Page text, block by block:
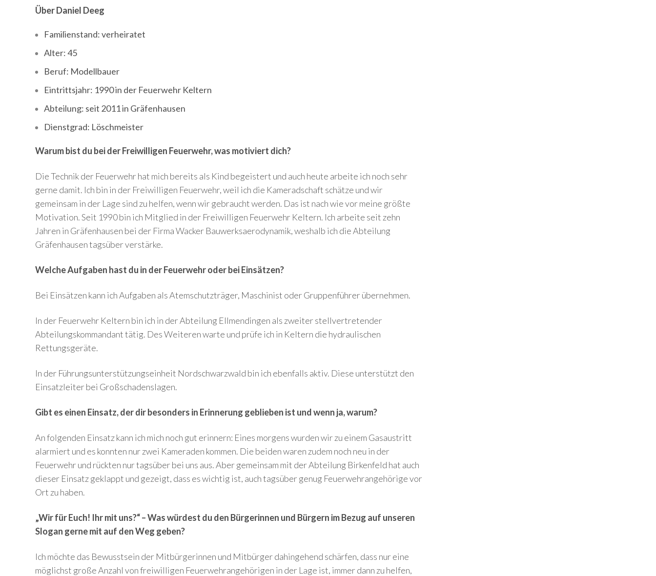
Über Daniel Deeg
Familienstand: verheiratet
Alter: 45
Beruf: Modellbauer
Eintrittsjahr: 1990 in der Feuerwehr Keltern
Abteilung: seit 2011 in Gräfenhausen
Dienstgrad: Löschmeister
Warum bist du bei der Freiwilligen Feuerwehr, was motiviert dich?
Die Technik der Feuerwehr hat mich bereits als Kind begeistert und auch heute arbeite ich noch sehr
gerne damit. Ich bin in der Freiwilligen Feuerwehr, weil ich die Kameradschaft schätze und wir
gemeinsam in der Lage sind zu helfen, wenn wir gebraucht werden. Das ist nach wie vor meine größte
Motivation. Seit 1990 bin ich Mitglied in der Freiwilligen Feuerwehr Keltern. Ich arbeite seit zehn
Jahren in Gräfenhausen bei der Firma Wacker Bauwerksaerodynamik, weshalb ich die Abteilung
Gräfenhausen tagsüber verstärke.
Welche Aufgaben hast du in der Feuerwehr oder bei Einsätzen?
Bei Einsätzen kann ich Aufgaben als Atemschutzträger, Maschinist oder Gruppenführer übernehmen.
In der Feuerwehr Keltern bin ich in der Abteilung Ellmendingen als zweiter stellvertretender
Abteilungskommandant tätig. Des Weiteren warte und prüfe ich in Keltern die hydraulischen
Rettungsgeräte.
In der Führungsunterstützungseinheit Nordschwarzwald bin ich ebenfalls aktiv. Diese unterstützt den
Einsatzleiter bei Großschadenslagen.
Gibt es einen Einsatz, der dir besonders in Erinnerung geblieben ist und wenn ja, warum?
An folgenden Einsatz kann ich mich noch gut erinnern: Eines morgens wurden wir zu einem Gasaustritt
alarmiert und es konnten nur zwei Kameraden kommen. Die beiden waren zudem noch neu in der
Feuerwehr und rückten nur tagsüber bei uns aus. Aber gemeinsam mit der Abteilung Birkenfeld hat auch
dieser Einsatz geklappt und gezeigt, dass es wichtig ist, auch tagsüber genug Feuerwehrangehörige vor
Ort zu haben.
„Wir für Euch! Ihr mit uns?“ – Was würdest du den Bürgerinnen und Bürgern im Bezug auf unseren
Slogan gerne mit auf den Weg geben?
Ich möchte das Bewusstsein der Mitbürgerinnen und Mitbürger dahingehend schärfen, dass nur eine
möglichst große Anzahl von freiwilligen Feuerwehrangehörigen in der Lage ist, immer dann zu helfen,